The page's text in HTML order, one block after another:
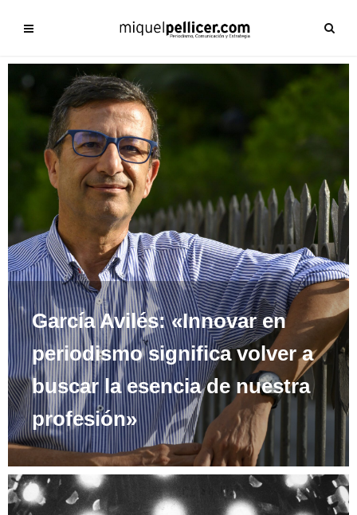
García Avilés: «Innovar en
periodismo significa volver a
buscar la esencia de nuestra
profesión»